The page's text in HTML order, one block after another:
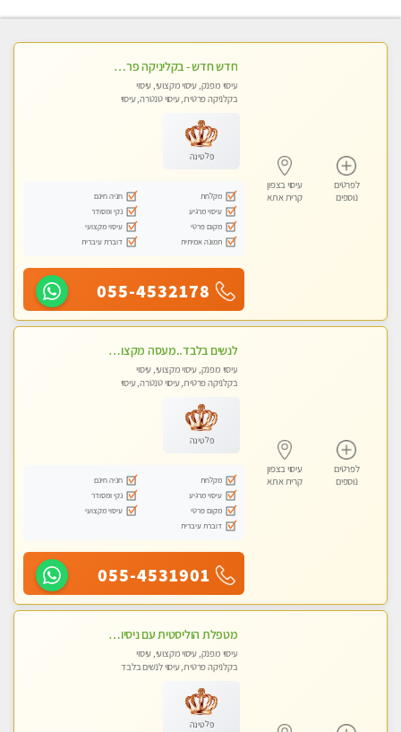
לפרטים
נוספים
עיסוי בצפון
קרית אתא
חדש חדש - בקליניקה פרטית בחיפה עיסוי לחידוש אנרגיות עיסוי חלומי מומלץ מאוד !
עיסוי מפנק, עיסוי מקצועי, עיסוי
בקלניקה פרטית, עיסוי טנטרה, עיסוי
פלטינה
מקלחת
חניה חינם
עיסוי מרגיע
נקי ומסודר
מקום פרטי
עיסוי מקצועי
תמונה אמיתית
דוברת עיברית
055-4532178
לפרטים
נוספים
עיסוי בצפון
קרית אתא
לנשים בלבד..מעסה מקצועי לנשים בלבד
עיסוי מפנק, עיסוי מקצועי, עיסוי
בקלניקה פרטית, עיסוי טנטרה, עיסוי
פלטינה
מקלחת
חניה חינם
עיסוי מרגיע
נקי ומסודר
מקום פרטי
עיסוי מקצועי
דוברת עיברית
055-4531901
מטפלת הוליסטית עם ניסיון מעל עשור. עיסוי הוליסטי לגוף ולנשמה עם שמנים חמים מתאים: לגברים/נשים ונשים בהריון . ומקצועית ברמה גבוהה
עיסוי מפנק, עיסוי מקצועי, עיסוי
בקלניקה פרטית, עיסוי לנשים בלבד
פלטינה